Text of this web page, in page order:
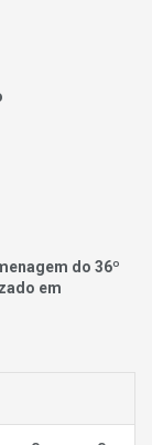
do 36º
em